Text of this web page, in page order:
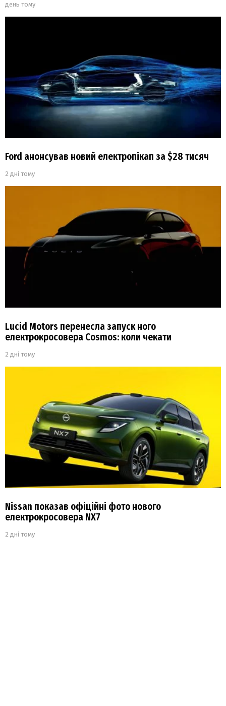
день тому
Ford анонсував новий електропікап за $28 тисяч
2 дні тому
Lucid Motors перенесла запуск ного
електрокросовера Cosmos: коли чекати
2 дні тому
Nissan показав офіційні фото нового
електрокросовера NX7
2 дні тому